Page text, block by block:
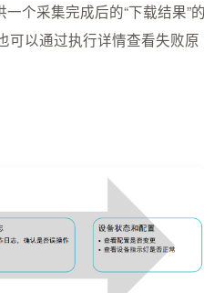
个采集完成后的“下载结果”
可以通过执行详情查看失败原